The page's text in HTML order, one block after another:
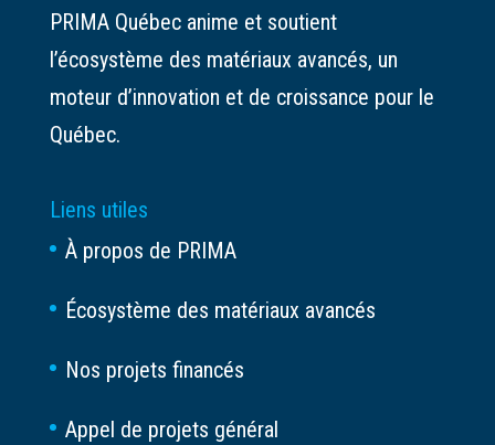
PRIMA Québec anime et soutient
l’écosystème des matériaux avancés, un
moteur d’innovation et de croissance pour le
Québec.
Liens utiles
À propos de PRIMA
Écosystème des matériaux avancés
Nos projets financés
Appel de projets général